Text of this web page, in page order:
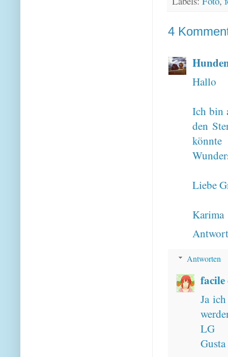
4
Hallo
Ich bin
den
Liebe
Karima
Antworten
facile
Ja
LG
Gusta